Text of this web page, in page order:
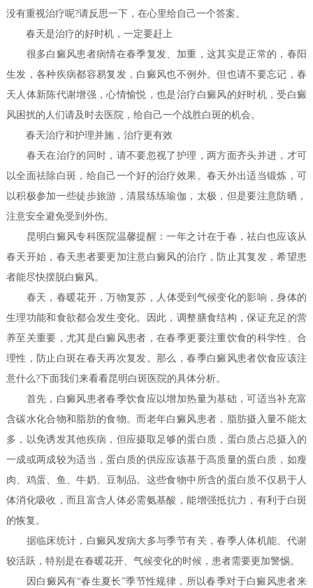
没有重视治疗呢?请反思一下，在心里给自己一个答案。
春天是治疗的好时机，一定要赶上
很多白癜风患者病情在春季复发、加重，这其实是正常的，春阳
生发，各种疾病都容易复发，白癜风也不例外。但也请不要忘记，春
天人体新陈代谢增强，心情愉悦，也是治疗白癜风的好时机，受白癜
风困扰的人们请及时去医院，给自己一个战胜白斑的机会。
春天治疗和护理并施，治疗更有效
春天在治疗的同时，请不要忽视了护理，两方面齐头并进，才可
以全面祛除白斑，给自己一个好的治疗效果。春天外出适当锻炼，可
以积极参加一些徒步旅游，清晨练练瑜伽，太极，但是要注意防晒，
注意安全避免受到外伤。
昆明白癜风专科医院温馨提醒：一年之计在于春，祛白也应该从
春天开始，春天患者要更加注意白癜风的治疗，防止其复发，希望患
者能尽快摆脱白癜风。
春天，春暖花开，万物复苏，人体受到气候变化的影响，身体的
生理功能和食欲都会发生变化。因此，调整膳食结构，保证充足的营
养至关重要，尤其是白癜风患者，在春季更要注重饮食的科学性、合
理性，防止白斑在春天再次复发。那么，春季白癜风患者饮食应该注
意什么?下面我们来看看昆明白斑医院的具体分析。
首先，白癜风患者春季饮食应以增加热量为基础，可适当补充富
含碳水化合物和脂肪的食物。而老年白癜风患者，脂肪摄入量不能太
多，以免诱发其他疾病，但应摄取足够的蛋白质，蛋白质占总摄入的
一成或两成较为适当，蛋白质的供应应该基于高质量的蛋白质，如瘦
肉、鸡蛋、鱼、牛奶、豆制品。这些食物中所含的蛋白质不仅易于人
体消化吸收，而且富含人体必需氨基酸，能增强抵抗力，有利于白斑
的恢复。
据临床统计，白癜风发病大多与季节有关，春季人体机能、代谢
较活跃，特别是在春暖花开、气候变化的时候，患者需要更加警惕。
因白癜风有“春生夏长”季节性规律，所以春季对于白癜风患者来